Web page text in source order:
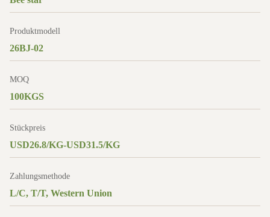
Produktmodell
26BJ-02
MOQ
100KGS
Stückpreis
USD26.8/KG-USD31.5/KG
Zahlungsmethode
L/C, T/T, Western Union